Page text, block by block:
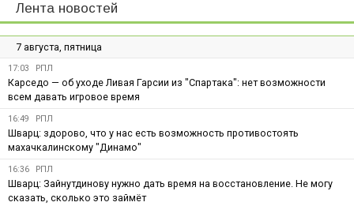
Лента новостей
7 августа, пятница
17:03 РПЛ
Карседо — об уходе Ливая Гарсии из "Спартака": нет возможности
всем давать игровое время
16:49 РПЛ
Шварц: здорово, что у нас есть возможность противостоять
махачкалинскому "Динамо"
16:36 РПЛ
Шварц: Зайнутдинову нужно дать время на восстановление. Не могу
сказать, сколько это займёт